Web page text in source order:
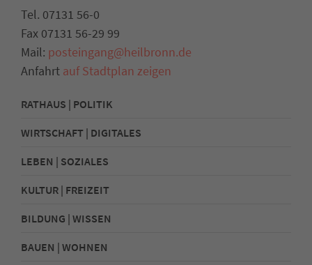
Tel. 07131 56-0
Fax 07131 56-29 99
Mail: posteingang@heilbronn.de
Anfahrt auf Stadtplan zeigen
RATHAUS | POLITIK
WIRTSCHAFT | DIGITALES
LEBEN | SOZIALES
KULTUR | FREIZEIT
BILDUNG | WISSEN
BAUEN | WOHNEN